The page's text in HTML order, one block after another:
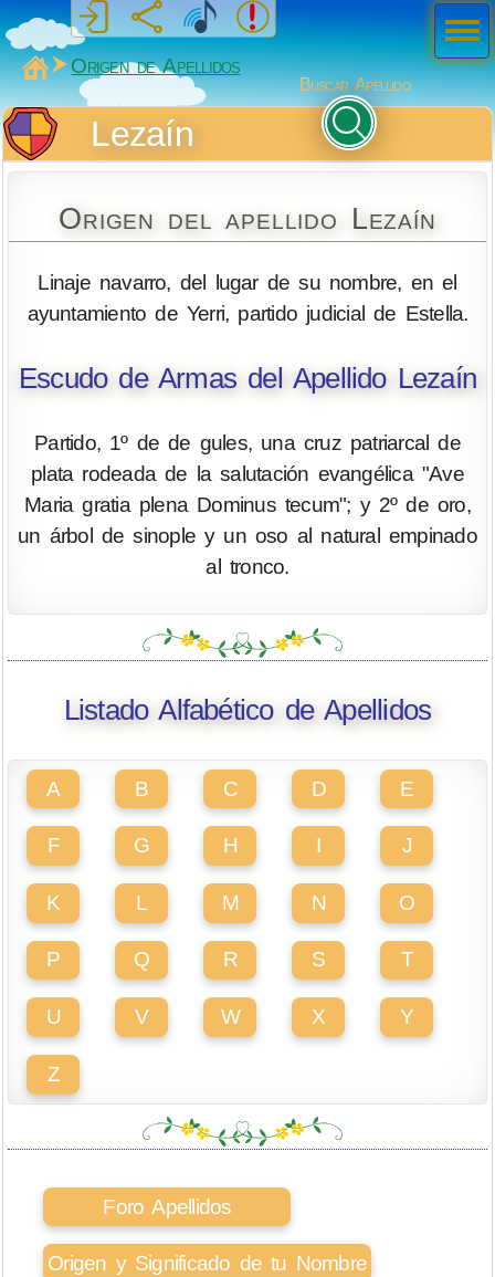
MiSabueso
Origen de Apellidos
Buscar Apellido
Lezaín
Origen del apellido Lezaín
Linaje navarro, del lugar de su nombre, en el
ayuntamiento de Yerri, partido judicial de Estella.
Escudo de Armas del Apellido Lezaín
Partido, 1º de de gules, una cruz patriarcal de
plata rodeada de la salutación evangélica "Ave
Maria gratia plena Dominus tecum"; y 2º de oro,
un árbol de sinople y un oso al natural empinado
al tronco.
Listado Alfabético de Apellidos
A B C D E
F G H I J
K L M N O
P Q R S T
U V W X Y
Z
Foro Apellidos
Origen y Significado de tu Nombre
Men
ú